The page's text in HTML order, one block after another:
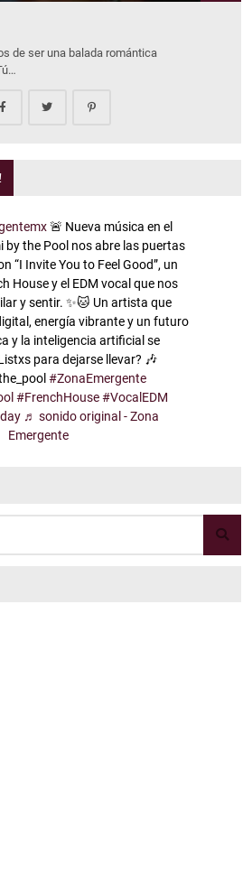
de ser una balada romántica
🚨 Nueva música en el
by the Pool nos abre las puertas
“I Invite You to Feel Good”, un
House y el EDM vocal que nos
y sentir. ✨🐱 Un artista que
energía vibrante y un futuro
y la inteligencia artificial se
para dejarse llevar? 🎶
#ZonaEmergente
#FrenchHouse #VocalEDM
♬ sonido original - Zona
Emergente